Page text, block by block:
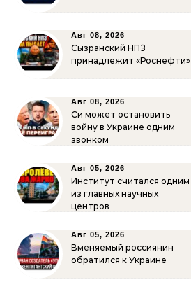
Авг 08, 2026
Сызранский НПЗ
принадлежит «Роснефти»
Авг 08, 2026
Си может остановить
войну в Украине одним
звонком
Авг 05, 2026
Институт считался одним
из главных научных
центров
Авг 05, 2026
Вменяемый россиянин
обратился к Украине